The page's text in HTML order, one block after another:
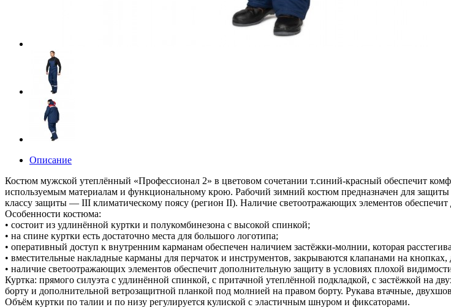
Описание
Костюм мужской утеплённый «Профессионал 2» в цветовом сочетании т.синий-красный обеспечит
используемым материалам и функциональному крою. Рабочий зимний костюм предназначен для
классу защиты — III климатическому поясу (регион II). Наличие светоотражающих элементов
Особенности костюма:
• состоит из удлинённой куртки и полукомбинезона с высокой спинкой;
• на спине куртки есть достаточно места для большого логотипа;
• оперативный доступ к внутренним карманам обеспечен наличием застёжки-молнии, которая
• вместительные накладные карманы для перчаток и инструментов, закрываются клапанами на
• наличие светоотражающих элементов обеспечит дополнительную защиту в условиях плохой
Куртка: прямого силуэта с удлинённой спинкой, с притачной утеплённой подкладкой, с застёжкой на
борту и дополнительной ветрозащитной планкой под молнией на правом борту. Рукава втачные,
Объём куртки по талии и по низу регулируется кулиской с эластичным шнуром и фиксаторами.